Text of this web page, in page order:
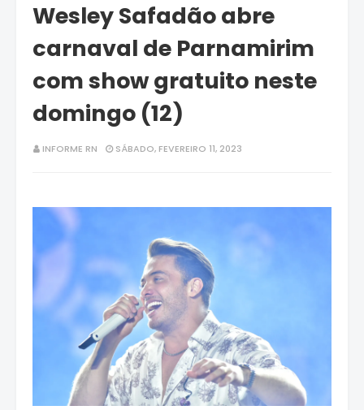
Wesley Safadão abre
carnaval de Parnamirim
com show gratuito neste
domingo (12)
INFORME RN SÁBADO, FEVEREIRO 11, 2023